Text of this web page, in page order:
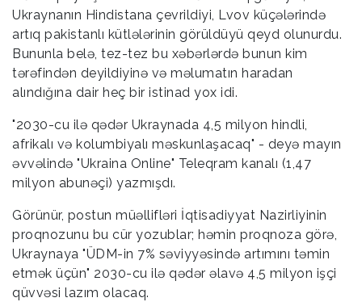
Ukraynanın Hindistana çevrildiyi, Lvov küçələrində
artıq pakistanlı kütlələrinin görüldüyü qeyd olunurdu.
Bununla belə, tez-tez bu xəbərlərdə bunun kim
tərəfindən deyildiyinə və məlumatın haradan
alındığına dair heç bir istinad yox idi.
"2030-cu ilə qədər Ukraynada 4,5 milyon hindli,
afrikalı və kolumbiyalı məskunlaşacaq" - deyə mayın
əvvəlində "Ukraina Online" Teleqram kanalı (1,47
milyon abunəçi) yazmışdı.
Görünür, postun müəllifləri İqtisadiyyat Nazirliyinin
proqnozunu bu cür yozublar; həmin proqnoza görə,
Ukraynaya "ÜDM-in 7% səviyyəsində artımını təmin
etmək üçün" 2030-cu ilə qədər əlavə 4,5 milyon işçi
qüvvəsi lazım olacaq.